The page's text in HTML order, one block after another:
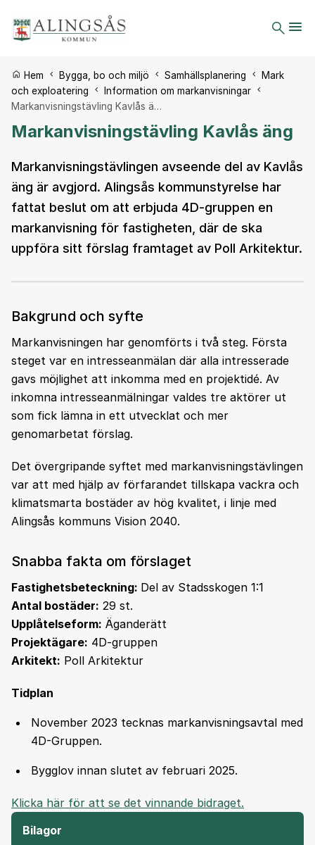
Du är här:
Hem Bygga, bo och miljö Samhällsplanering
Mark
och exploatering
Information om markanvisningar
Markanvisningstävling Kavlås ä…
Markanvisningstävling Kavlås äng
Markanvisningstävlingen avseende del av Kavlås
äng är avgjord. Alingsås kommunstyrelse har
fattat beslut om att erbjuda 4D-gruppen en
markanvisning för fastigheten, där de ska
uppföra sitt förslag framtaget av Poll Arkitektur.
Bakgrund och syfte
Markanvisningen har genomförts i två steg. Första
steget var en intresseanmälan där alla intresserade
gavs möjlighet att inkomma med en projektidé. Av
inkomna intresseanmälningar valdes tre aktörer ut
som fick lämna in ett utvecklat och mer
genomarbetat förslag.
Det övergripande syftet med markanvisningstävlingen
var att med hjälp av förfarandet tillskapa vackra och
klimatsmarta bostäder av hög kvalitet, i linje med
Alingsås kommuns Vision 2040.
Snabba fakta om förslaget
Fastighetsbeteckning: Del av Stadsskogen 1:1
Antal bostäder: 29 st.
Upplåtelseform: Äganderätt
Projektägare: 4D-gruppen
Arkitekt: Poll Arkitektur
Tidplan
November 2023 tecknas markanvisningsavtal med
4D-Gruppen.
Bygglov innan slutet av februari 2025.
Klicka här för att se det vinnande bidraget.
Bilagor